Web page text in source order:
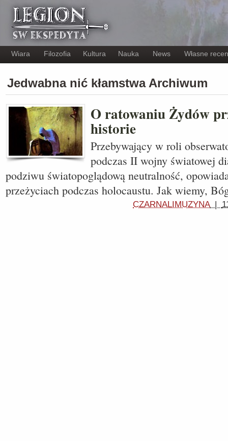
Wiara Filozofia Kultura Nauka News Własne
Jedwabna nić kłamstwa Archiwum
O ratowaniu Żydów
historie
Przebywający w roli
podczas II wojny światowej
podziwu światopoglądową neutralność,
przeżyciach podczas holocaustu. Jak wiemy,
CZARNALIMUZYNA|